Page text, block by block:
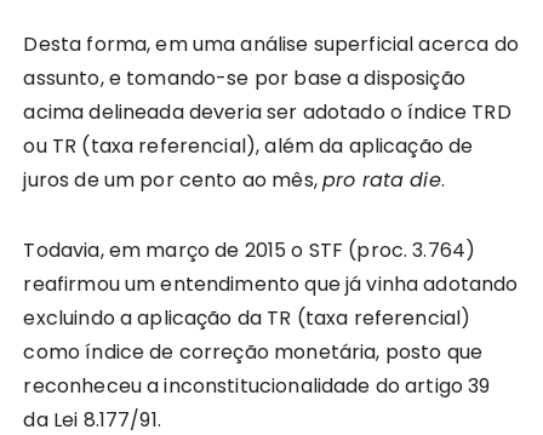
Desta forma, em uma análise superficial acerca do
assunto, e tomando-se por base a disposição
acima delineada deveria ser adotado o índice TRD
ou TR (taxa referencial), além da aplicação de
juros de um por cento ao mês,pro rata die.
Todavia, em março de 2015 o STF (proc. 3.764)
reafirmou um entendimento que já vinha adotando
excluindo a aplicação da TR (taxa referencial)
como índice de correção monetária, posto que
reconheceu a inconstitucionalidade do artigo 39
da Lei 8.177/91.